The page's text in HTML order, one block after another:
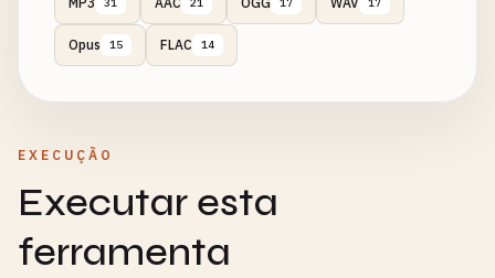
Opus 15 FLAC 14
EXECUÇÃO
Executar esta
ferramenta